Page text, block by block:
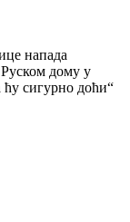
напада
дому у
ћу сигурно доћи“